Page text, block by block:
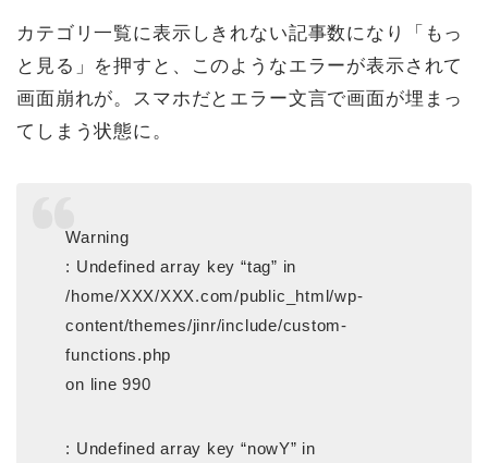
カテゴリ一覧に表示しきれない記事数になり「もっ
と見る」を押すと、このようなエラーが表示されて
画面崩れが。スマホだとエラー文言で画面が埋まっ
てしまう状態に。
Warning
: Undefined array key “tag” in
/home/XXX/XXX.com/public_html/wp-
content/themes/jinr/include/custom-
functions.php
on line 990
: Undefined array key “nowY” in